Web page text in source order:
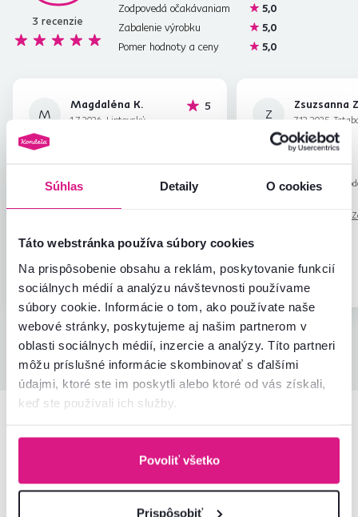
Súhlas Detaily O cookies
Táto webstránka používa súbory cookies
Na prispôsobenie obsahu a reklám, poskytovanie funkcií
sociálnych médií a analýzu návštevnosti používame
súbory cookie. Informácie o tom, ako používate naše
webové stránky, poskytujeme aj našim partnerom v
oblasti sociálnych médií, inzercie a analýzy. Títo partneri
môžu príslušné informácie skombinovať s ďalšími
údajmi, ktoré ste im poskytli alebo ktoré od vás získali,
keď ste používali ich služby.
Povoliť všetko
Prispôsobiť
3 recenzie
Zodpovedá očakávaniam
5,0
Zabalenie výrobku
5,0
Pomer hodnoty a ceny
5,0
M
Magdaléna K.
1.7.2026, Liptovský
5hviezdičiek
Overený
nákup
Užitočné
Z
Zsuzsanna
7.12.2025,
Maďarsko
Pohodlné, ľahké
Recenzia pre rovnaký
Overený
nákup
Všetky recenzie
Podobné produkty